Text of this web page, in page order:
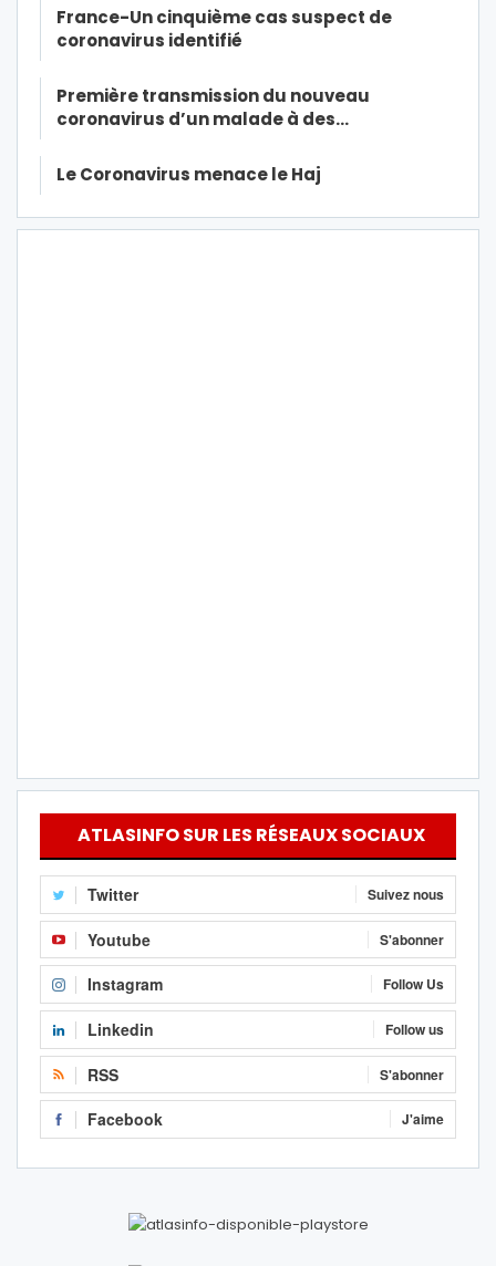
France-Un cinquième cas suspect de
coronavirus identifié
Première transmission du nouveau
coronavirus d’un malade à des…
Le Coronavirus menace le Haj
ATLASINFO SUR LES RÉSEAUX SOCIAUX
Twitter Suivez nous
Youtube S'abonner
Instagram Follow Us
Linkedin Follow us
RSS S'abonner
Facebook J'aime